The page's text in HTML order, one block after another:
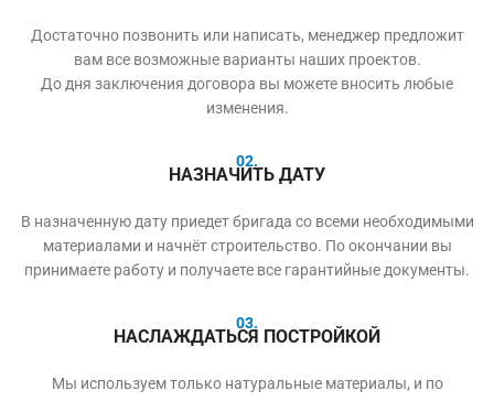
Достаточно позвонить или написать, менеджер предложит
вам все возможные варианты наших проектов.
До дня заключения договора вы можете вносить любые
изменения.
02.
НАЗНАЧИТЬ ДАТУ
В назначенную дату приедет бригада со всеми необходимыми
материалами и начнёт строительство. По окончании вы
принимаете работу и получаете все гарантийные документы.
03.
НАСЛАЖДАТЬСЯ ПОСТРОЙКОЙ
Мы используем только натуральные материалы, и по